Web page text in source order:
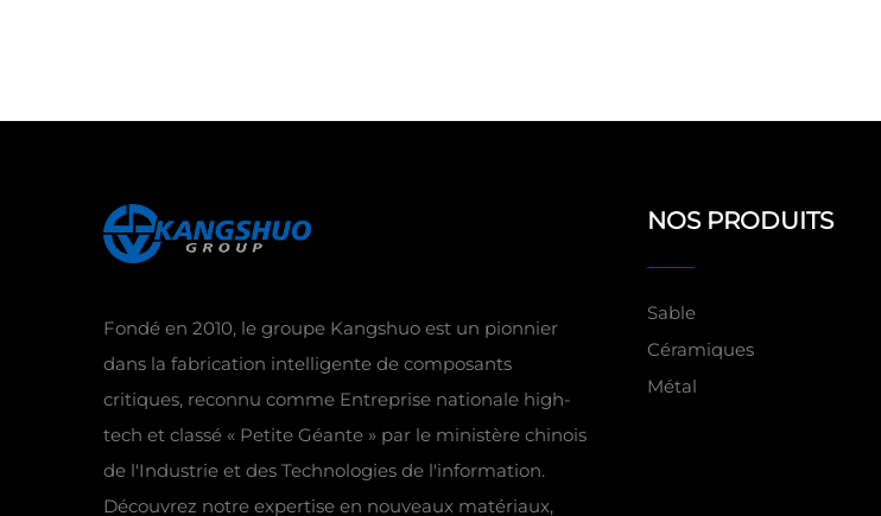
Fondé en 2010, le groupe Kangshuo est un pionnier
dans la fabrication intelligente de composants
critiques, reconnu comme Entreprise nationale high-
tech et classé « Petite Géante » par le ministère chinois
de l'Industrie et des Technologies de l'information.
Découvrez notre expertise en nouveaux matériaux,
NOS PRODUITS
Sable
Céramiques
Métal